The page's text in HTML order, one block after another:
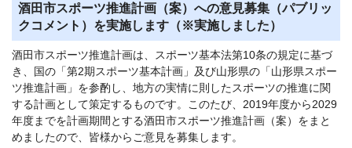
酒田市スポーツ推進計画（案）への意見募集（パブリッ
クコメント）を実施します（※実施しました）
酒田市スポーツ推進計画は、スポーツ基本法第10条の規定に基づ
き、国の「第2期スポーツ基本計画」及び山形県の「山形県スポー
ツ推進計画」を参酌し、地方の実情に則したスポーツの推進に関
する計画として策定するものです。このたび、2019年度から2029
年度までを計画期間とする酒田市スポーツ推進計画（案）をまと
めましたので、皆様からご意見を募集します。